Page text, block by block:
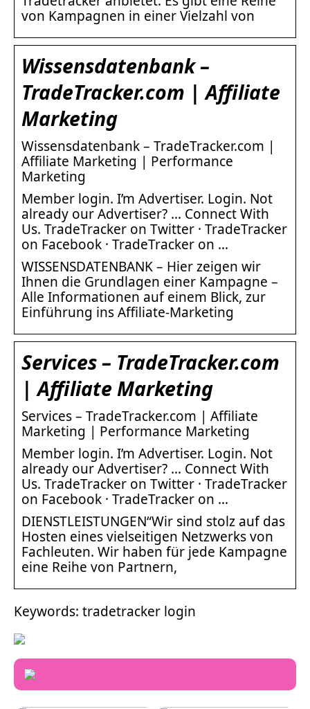
von Kampagnen in einer Vielzahl von
Wissensdatenbank –
TradeTracker.com | Affiliate
Marketing
Wissensdatenbank – TradeTracker.com |
Affiliate Marketing | Performance
Marketing
Member login. I’m Advertiser. Login. Not
already our Advertiser? … Connect With
Us. TradeTracker on Twitter · TradeTracker
on Facebook · TradeTracker on …
WISSENSDATENBANK – Hier zeigen wir
Ihnen die Grundlagen einer Kampagne –
Alle Informationen auf einem Blick, zur
Einführung ins Affiliate-Marketing
Services – TradeTracker.com
| Affiliate Marketing
Services – TradeTracker.com | Affiliate
Marketing | Performance Marketing
Member login. I’m Advertiser. Login. Not
already our Advertiser? … Connect With
Us. TradeTracker on Twitter · TradeTracker
on Facebook · TradeTracker on …
DIENSTLEISTUNGEN“Wir sind stolz auf das
Hosten eines vielseitigen Netzwerks von
Fachleuten. Wir haben für jede Kampagne
eine Reihe von Partnern,
Keywords: tradetracker login